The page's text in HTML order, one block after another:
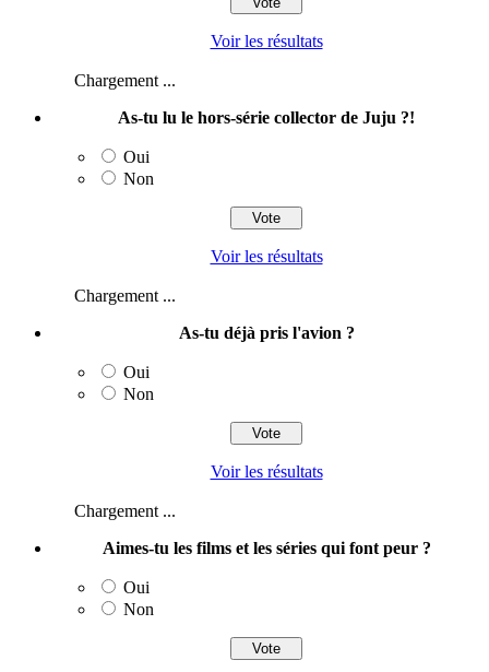
Voir les résultats
Chargement ...
As-tu lu le hors-série collector de Juju ?!
Oui
Non
Voir les résultats
Chargement ...
As-tu déjà pris l'avion ?
Oui
Non
Voir les résultats
Chargement ...
Aimes-tu les films et les séries qui font peur ?
Oui
Non